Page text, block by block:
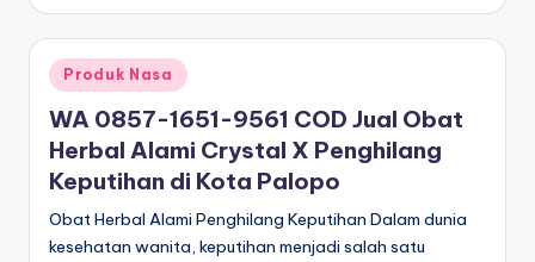
Posted
in
Produk Nasa
WA 0857-1651-9561 COD Jual Obat
Herbal Alami Crystal X Penghilang
Keputihan di Kota Palopo
Obat Herbal Alami Penghilang Keputihan Dalam dunia
kesehatan wanita, keputihan menjadi salah satu